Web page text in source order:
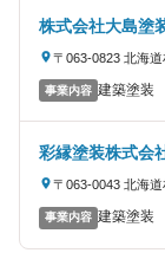
株式会社大島塗
〒063-0823 北海
事業内容 建築塗装
彩縁塗装株式会
〒063-0043 北海
事業内容 建築塗装